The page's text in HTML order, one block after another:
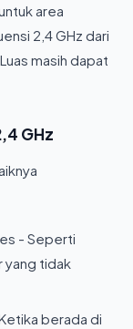
area
2,4 GHz dari
masih dapat
GHz
- Seperti
yang tidak
berada di